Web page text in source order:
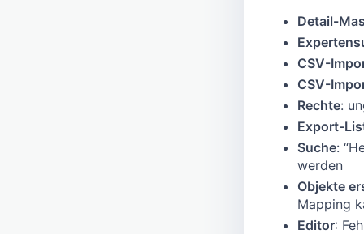
Detail-
CSV-
CSV-
Rechte:
Export-
Suche:
werden
Objekte
Mapping
Editor: